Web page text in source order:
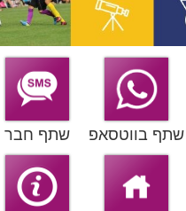
שתף חבר שתף בווטסאפ